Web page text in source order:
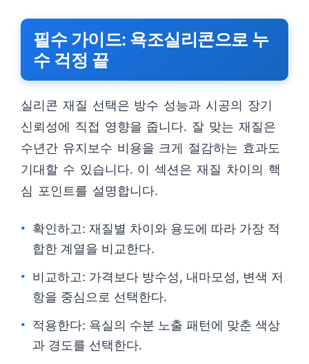
필수 가이드: 욕조실리콘으로 누
수 걱정 끝
실리콘 재질 선택은 방수 성능과 시공의 장기
신뢰성에 직접 영향을 줍니다. 잘 맞는 재질은
수년간 유지보수 비용을 크게 절감하는 효과도
기대할 수 있습니다. 이 섹션은 재질 차이의 핵
심 포인트를 설명합니다.
확인하고: 재질별 차이와 용도에 따라 가장 적
합한 계열을 비교한다.
비교하고: 가격보다 방수성, 내마모성, 변색 저
항을 중심으로 선택한다.
적용한다: 욕실의 수분 노출 패턴에 맞춘 색상
과 경도를 선택한다.